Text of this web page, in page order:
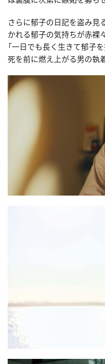
さらに郁子の日記を盗み見
かれる郁子の気持ちが赤裸
「一日でも長く生きて郁子
死を前に燃え上がる男の執